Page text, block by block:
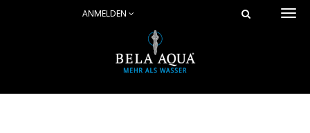
ANMELDEN